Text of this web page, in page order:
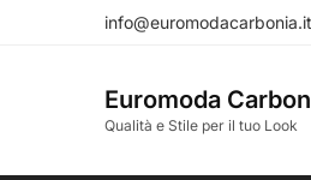
info@euromodacarbonia.it
Euromoda
Qualità e Stile per il tuo Look